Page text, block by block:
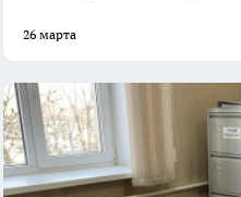
26 марта